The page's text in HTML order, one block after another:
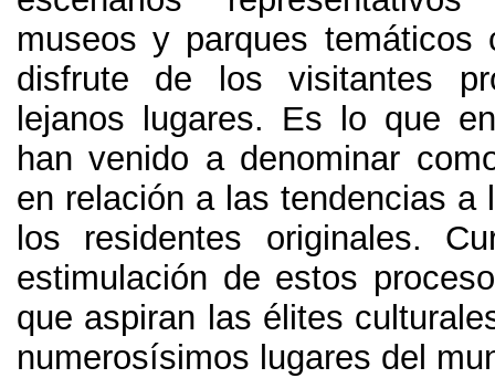
museos y parques temáticos
disfrute de los visitantes
lejanos lugares. Es lo que
han venido a denominar
en relación a las tendencias a
los residentes originales.
estimulación de estos
que aspiran las élites
numerosísimos lugares del